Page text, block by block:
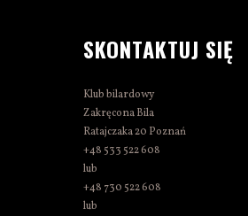
SKONTAKTUJ SIĘ
Klub bilardowy
Zakręcona Bila
Ratajczaka 20 Poznań
+48 533 522 608
lub
+48 730 522 608
lub